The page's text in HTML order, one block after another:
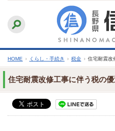
文
へ
ふりがなをつける
文字サイズ
HOME › くらし・手続き › 税金 › 住宅耐震改
住宅耐震改修工事に伴う税の